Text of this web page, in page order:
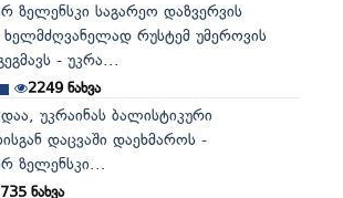
ზელენსკი საგარეო დაზვერვის
ხელმძღვანელად რუსტემ უმეროვის
- უკრა...
2249ნახვა
უკრაინას ბალისტიკური
დაცვაში დაეხმაროს -
ზელენსკი...
ნახვა